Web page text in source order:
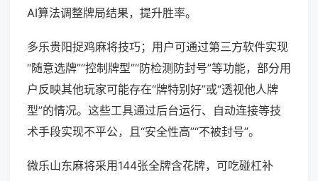
AI算法调整牌局结果，提升胜率。
多乐贵阳捉鸡麻将技巧；用户可通过第三方软件实现
“随意选牌”“控制牌型”“防检测防封号”等功能，部分用
户反映其他玩家可能存在“牌特别好”或“透视他人牌
型”的情况。这些工具通过后台运行、自动连接等技
术手段实现不平公，且“安全性高”“不被封号”。
微乐山东麻将采用144张全牌含花牌，可吃碰杠补